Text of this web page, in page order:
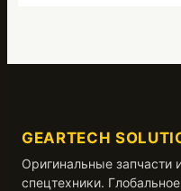
GEARTECH
Оригинальные запчасти
спецтехники.